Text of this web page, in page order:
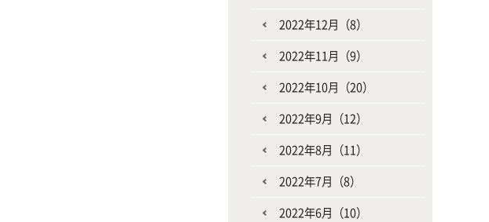
2022年12月（8）
2022年11月（9）
2022年10月（20）
2022年9月（12）
2022年8月（11）
2022年7月（8）
2022年6月（10）